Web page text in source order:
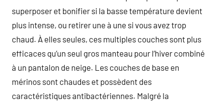
superposer et bonifier si la basse température devient
plus intense, ou retirer une à une si vous avez trop
chaud. À elles seules, ces multiples couches sont plus
efficaces qu’un seul gros manteau pour l’hiver combiné
à un pantalon de neige. Les couches de base en
mérinos sont chaudes et possèdent des
caractéristiques antibactériennes. Malgré la